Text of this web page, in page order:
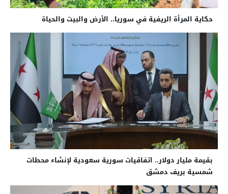
حكاية المرأة الريفية في سوريا.. الأرض والبيت والحياة
بقيمة مليار دولار.. اتفاقيات سورية سعودية لإنشاء محطات
شمسية بريف دمشق